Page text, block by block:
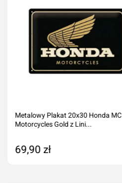
Metalowy Plakat 20x30 Honda MC
Motorcycles Gold z Lini...
69,90 zł